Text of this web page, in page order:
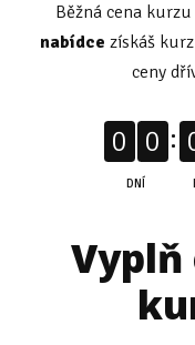
Běžná cena
nabídce získáš
ceny
0 0
DNÍ
Vyplň